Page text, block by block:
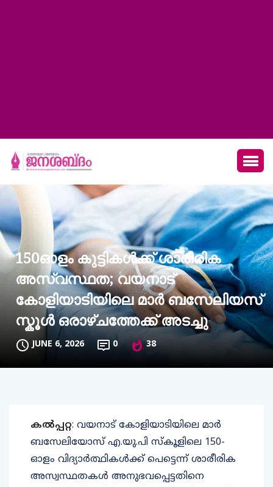
150ഓളം കുട്ടികൾക്ക് ശാരീരിക
അസ്വസ്ഥത; വയനാട്
കോളിയാടിയിലെ മാർ ബസേലിയസ്
സ്കൂൾ ഒരാഴ്ചത്തേക്ക് അടച്ചു
JUNE 6, 2026 0 38
കൽപ്പറ്റ: വയനാട് കോളിയാടിയിലെ മാർ
ബസേലിയോസ് എ.യു.പി സ്കൂളിലെ 150-
ഓളം വിദ്യാർത്ഥികൾക്ക് പെട്ടെന്ന് ശാരീരിക
അസ്വസ്ഥതകൾ അനുഭവപ്പെട്ടതിനെ